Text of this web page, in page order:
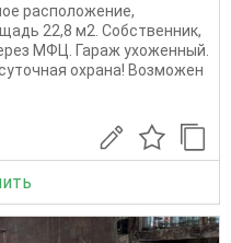
расположение,
22,8 м2. Собственник,
МФЦ. Гараж ухоженный.
охрана! Возможен